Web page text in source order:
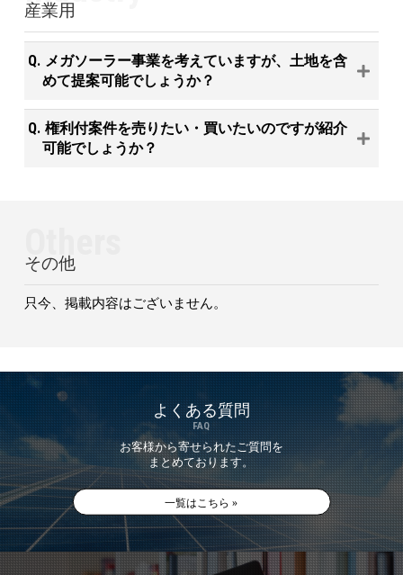
産業用
メガソーラー事業を考えていますが、土地を含
めて提案可能でしょうか？
権利付案件を売りたい・買いたいのですが紹介
可能でしょうか？
その他
只今、掲載内容はございません。
よくある質問
FAQ
お客様から寄せられたご質問を
まとめております。
一覧はこちら »